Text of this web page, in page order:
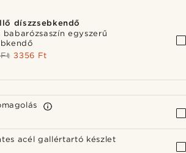
díszzsebkendő
babarózsaszín egyszerű
Ft 3356 Ft
acél gallértartó készlet